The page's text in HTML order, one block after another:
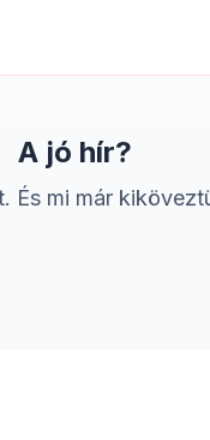
A jó hír?
És mi már